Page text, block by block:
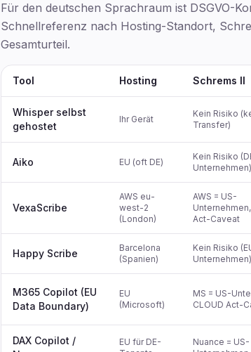
Für den deutschen Sprachraum ist DSGVO-
Schnellreferenz nach Hosting-Standort,
Gesamturteil.
Tool Hosting Schrems II
Whisper selbst
gehostet
Ihr Gerät
Kein Risiko
Transfer)
Aiko EU (oft DE)
Kein Risiko
Unternehmen)
VexaScribe
AWS eu-
west-2
(London)
AWS = US-
Act-Caveat
Happy Scribe
Barcelona
(Spanien)
Kein Risiko
Unternehmen)
M365 Copilot (EU
Data Boundary)
EU
(Microsoft)
MS = US-
CLOUD Act-
DAX Copilot /
EU für DE-
Nuance = US-